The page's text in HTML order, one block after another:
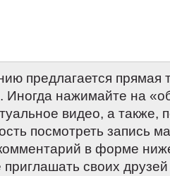
предлагается прямая
нажимайте на
видео, а также,
посмотреть запись
в форме
своих